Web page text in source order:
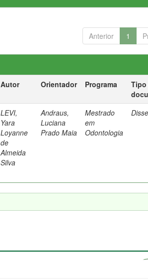
Anterior 1
Autor Orientador Programa
Tipo
LEVI,
Yara
Loyanne
de
Almeida
Silva
Andraus,
Luciana
Prado Maia
Mestrado
em
Odontologia